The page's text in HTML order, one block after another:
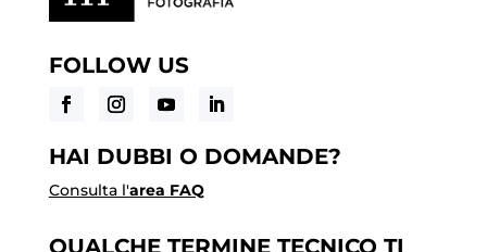
FOLLOW US
HAI DUBBI O DOMANDE?
Consulta l'area FAQ
QUALCHE TERMINE TECNICO TI